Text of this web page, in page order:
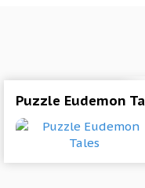
Puzzle Eudemon